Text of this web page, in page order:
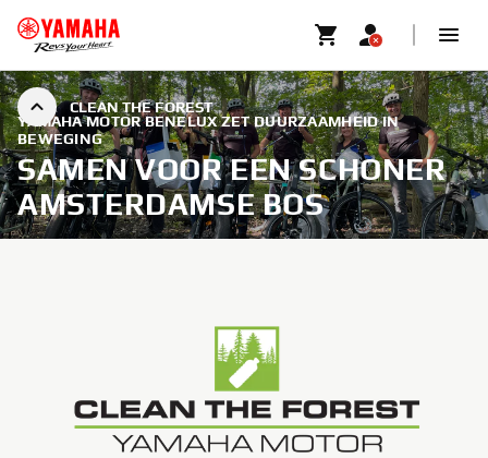
CLEAN THE FOREST
YAMAHA MOTOR BENELUX ZET DUURZAAMHEID IN
BEWEGING
SAMEN VOOR EEN SCHONER
AMSTERDAMSE BOS